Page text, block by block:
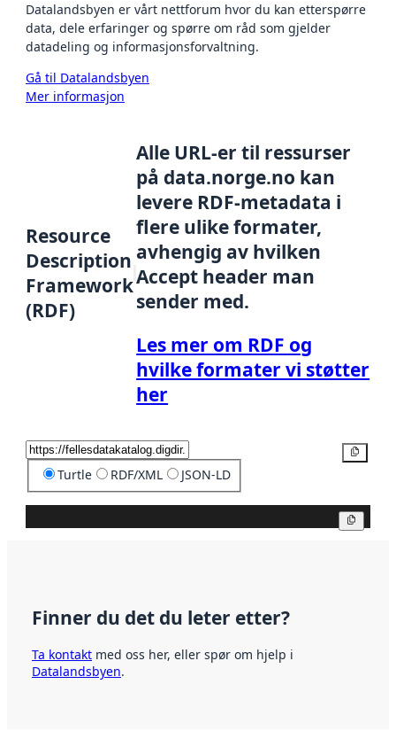
Datalandsbyen er vårt nettforum hvor du kan etterspørre
data, dele erfaringer og spørre om råd som gjelder
datadeling og informasjonsforvaltning.
Gå til Datalandsbyen
Mer informasjon
Resource
Description
Framework
(RDF)
Alle URL-er til ressurser
på data.norge.no kan
levere RDF-metadata i
flere ulike formater,
avhengig av hvilken
Accept header man
sender med.
Les mer om RDF og
hvilke formater vi støtter
her
Turtle RDF/XML JSON-LD
Finner du det du leter etter?
Ta kontakt med oss her, eller spør om hjelp i
Datalandsbyen.